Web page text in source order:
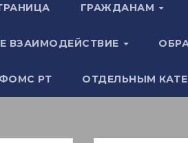
ГРАЖДАНАМ
ВЗАИМОДЕЙСТВИЕ
РТ ОТДЕЛЬНЫМ